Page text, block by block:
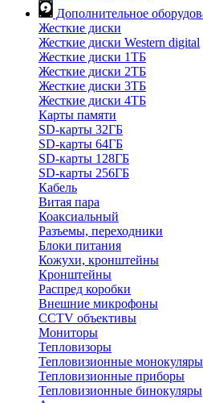
Дополнительное
Жесткие диски
Жесткие диски Western digital
Жесткие диски 1ТБ
Жесткие диски 2ТБ
Жесткие диски 3ТБ
Жесткие диски 4ТБ
Карты памяти
SD-карты 32ГБ
SD-карты 64ГБ
SD-карты 128ГБ
SD-карты 256ГБ
Кабель
Витая пара
Коаксиальный
Разъемы, переходники
Блоки питания
Кожухи, кронштейны
Кронштейны
Распред коробки
Внешние микрофоны
CCTV объективы
Мониторы
Тепловизоры
Тепловизионные монокуляры
Тепловизионные приборы
Тепловизионные бинокуляры